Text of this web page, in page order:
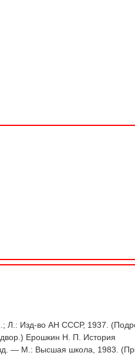
Л.: Изд-во АН СССР, 1937.
двор.) Ерошкин Н. П. История
— М.: Высшая школа, 1983.